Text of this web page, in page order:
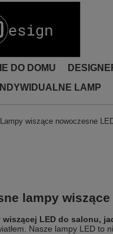
DO DOMU
LAMP
Lampy wiszące nowoczesne
lampy
wiszącej LED do salonu,
Nasze lampy LED to